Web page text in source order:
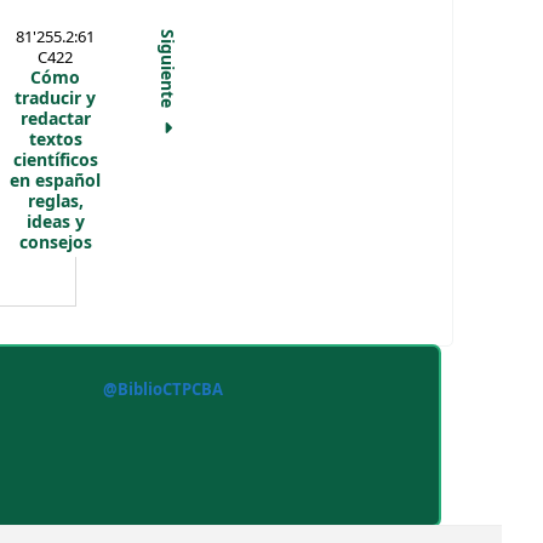
Siguiente
81'255.2:61
C422
Cómo
traducir y
redactar
textos
científicos
en español
reglas,
ideas y
consejos
@BiblioCTPCBA